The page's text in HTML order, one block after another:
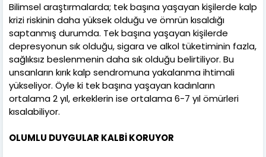
Bilimsel araştırmalarda; tek başına yaşayan kişilerde kalp
krizi riskinin daha yüksek olduğu ve ömrün kısaldığı
saptanmış durumda. Tek başına yaşayan kişilerde
depresyonun sık olduğu, sigara ve alkol tüketiminin fazla,
sağlıksız beslenmenin daha sık olduğu belirtiliyor. Bu
unsanların kırık kalp sendromuna yakalanma ihtimali
yükseliyor. Öyle ki tek başına yaşayan kadınların
ortalama 2 yıl, erkeklerin ise ortalama 6-7 yıl ömürleri
kısalabiliyor.
OLUMLU DUYGULAR KALBİ KORUYOR